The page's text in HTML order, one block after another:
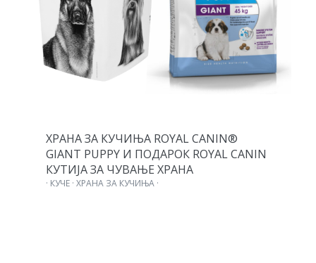
ХРАНА ЗА КУЧИЊА ROYAL CANIN®
GIANT PUPPY И ПОДАРОК ROYAL CANIN
КУТИЈА ЗА ЧУВАЊЕ ХРАНА
· КУЧЕ · ХРАНА ЗА КУЧИЊА ·